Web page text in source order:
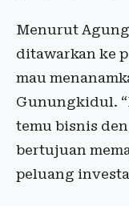
Menurut
ditawarkan ke
mau
Gunungkidul.
temu bisnis
bertujuan
peluang